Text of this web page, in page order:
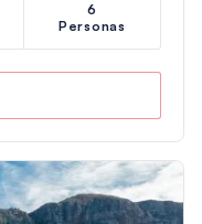
6
Personas